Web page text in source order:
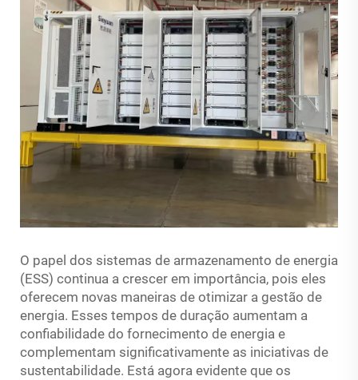
O papel dos sistemas de armazenamento de energia
(ESS) continua a crescer em importância, pois eles
oferecem novas maneiras de otimizar a gestão de
energia. Esses tempos de duração aumentam a
confiabilidade do fornecimento de energia e
complementam significativamente as iniciativas de
sustentabilidade. Está agora evidente que os